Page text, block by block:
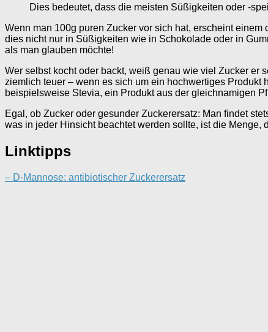
Dies bedeutet, dass die meisten Süßigkeiten oder -
Wenn man 100g puren Zucker vor sich hat, erscheint
dies nicht nur in Süßigkeiten wie in Schokolade oder in
als man glauben möchte!
Wer selbst kocht oder backt, weiß genau wie viel Zucker er
ziemlich teuer – wenn es sich um ein hochwertiges
beispielsweise Stevia, ein Produkt aus der gleichnamigen
Egal, ob Zucker oder gesunder Zuckerersatz: Man findet
was in jeder Hinsicht beachtet werden sollte, ist die Menge,
Linktipps
– D-Mannose: antibiotischer Zuckerersatz